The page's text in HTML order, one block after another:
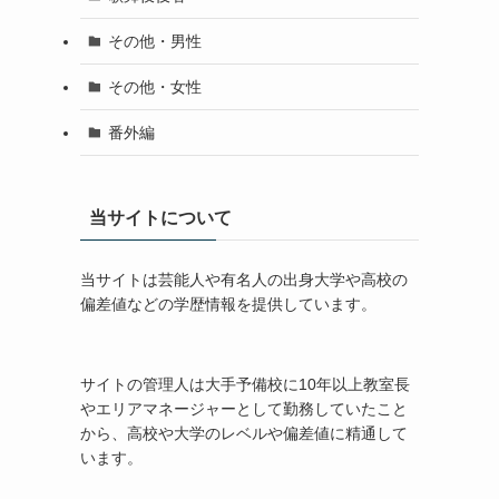
その他・男性
その他・女性
番外編
当サイトについて
当サイトは芸能人や有名人の出身大学や高校の
偏差値などの学歴情報を提供しています。
サイトの管理人は大手予備校に10年以上教室長
やエリアマネージャーとして勤務していたこと
から、高校や大学のレベルや偏差値に精通して
います。